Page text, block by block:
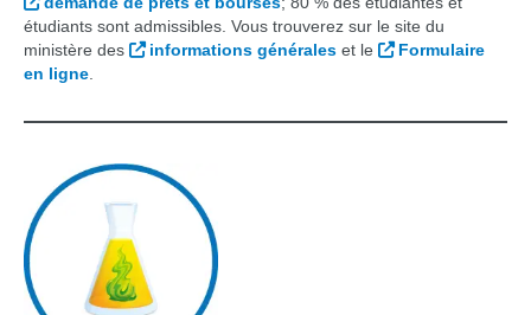
étudiants sont admissibles. Vous trouverez sur le site du
ministère des
informations générales et le
Formulaire
en ligne